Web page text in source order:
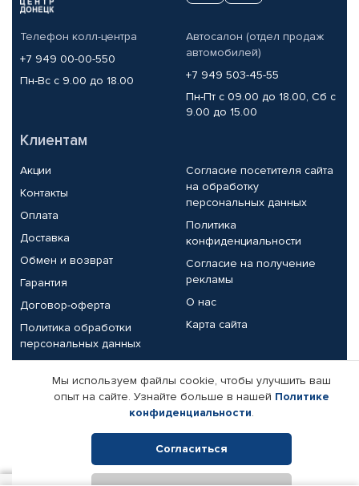
Телефон колл-центра
+7 949 00-00-550
Пн-Вс с 9.00 до 18.00
Автосалон (отдел продаж
автомобилей)
+7 949 503-45-55
Пн-Пт с 09.00 до 18.00, Сб с
9.00 до 15.00
Клиентам
Акции
Контакты
Оплата
Доставка
Обмен и возврат
Гарантия
Договор-оферта
Политика обработки
персональных данных
Согласие посетителя сайта
на обработку
персональных данных
Политика
конфиденциальности
Согласие на получение
рекламы
О нас
Карта сайта
Партнерам
Корпоративным клиентам
Поставщикам
Реквизиты компании
Мы используем файлы cookie, чтобы улучшить ваш
опыт на сайте. Узнайте больше в нашей Политике
конфиденциальности.
Согласиться